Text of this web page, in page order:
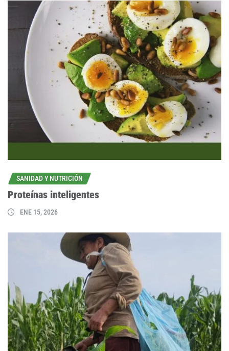
SANIDAD Y NUTRICIÓN
Proteínas inteligentes
ENE 15, 2026